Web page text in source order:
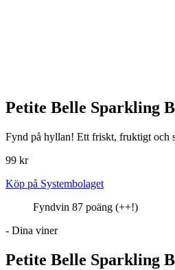
Petite Belle Sparkling
Fynd på hyllan! Ett friskt, fruktigt och
99 kr
Köp på Systembolaget
Fyndvin 87 poäng (++!)
- Dina viner
Petite Belle Sparkling